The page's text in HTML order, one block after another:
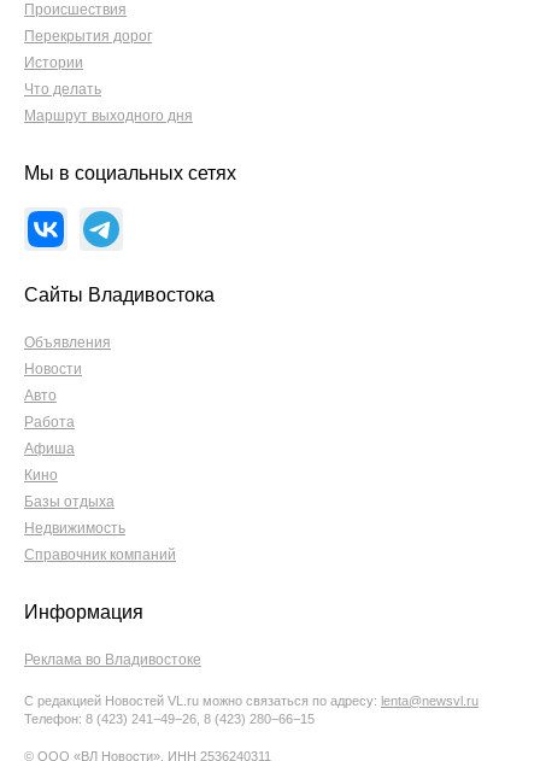
Происшествия
Перекрытия дорог
Истории
Что делать
Маршрут выходного дня
Мы в социальных сетях
Сайты Владивостока
Объявления
Новости
Авто
Работа
Афиша
Кино
Базы отдыха
Недвижимость
Справочник компаний
Информация
Реклама во Владивостоке
С редакцией Новостей VL.ru можно связаться по адресу: lenta@newsvl.ru
Телефон: 8 (423) 241−49−26, 8 (423) 280−66−15
© ООО «ВЛ Новости», ИНН 2536240311